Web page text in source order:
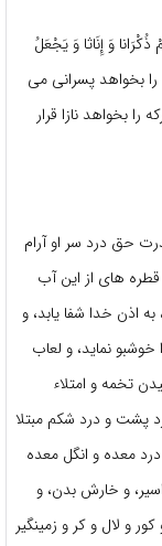
وَ إِنَاثا وَ يَجْعَلُ
بخواهد پسرانى مى‏
بخواهد نازا قرار
حق درد سر او آرام
ه‏اى از اين آب
اذن خدا شفا يابد، و
نمايد، و لعاب
تخمه و امتلاء
پشت و درد شكم مبتلا
درد معده و انگل معده
و خارش بدن، و
و لال و كر و زمين‏گير